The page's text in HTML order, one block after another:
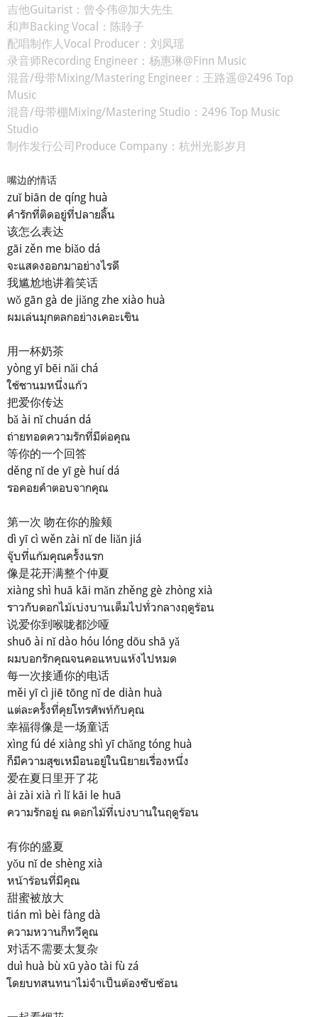
吉他Guitarist：曾令伟@加大先生
和声Backing Vocal：陈聆子
配唱制作人Vocal Producer：刘凤瑶
录音师Recording Engineer：杨惠琳@Finn Music
混音/母带Mixing/Mastering Engineer：王路遥@2496 Top
Music
混音/母带棚Mixing/Mastering Studio：2496 Top Music
Studio
制作发行公司Produce Company：杭州光影岁月
嘴边的情话
zuǐ biān de qíng huà
คำรักที่ติดอยู่ที่ปลายลิ้น
该怎么表达
gāi zěn me biǎo dá
จะแสดงออกมาอย่างไรดี
我尴尬地讲着笑话
wǒ gān gà de jiǎng zhe xiào huà
ผมเล่นมุกตลกอย่างเคอะเขิน
用一杯奶茶
yòng yī bēi nǎi chá
ใช้ชานมหนึ่งแก้ว
把爱你传达
bǎ ài nǐ chuán dá
ถ่ายทอดความรักที่มีต่อคุณ
等你的一个回答
děng nǐ de yī gè huí dá
รอคอยคำตอบจากคุณ
第一次 吻在你的脸颊
dì yī cì wěn zài nǐ de liǎn jiá
จุ๊บที่แก้มคุณครั้งแรก
像是花开满整个仲夏
xiàng shì huā kāi mǎn zhěng gè zhòng xià
ราวกับดอกไม้เบ่งบานเต็มไปทั่วกลางฤดูร้อน
说爱你到喉咙都沙哑
shuō ài nǐ dào hóu lóng dōu shā yǎ
ผมบอกรักคุณจนคอแหบแห้งไปหมด
每一次接通你的电话
měi yī cì jiē tōng nǐ de diàn huà
แต่ละครั้งที่คุยโทรศัพท์กับคุณ
幸福得像是一场童话
xìng fú dé xiàng shì yī chǎng tóng huà
ก็มีความสุขเหมือนอยู่ในนิยายเรื่องหนึ่ง
爱在夏日里开了花
ài zài xià rì lǐ kāi le huā
ความรักอยู่ ณ ดอกไม้ที่เบ่งบานในฤดูร้อน
有你的盛夏
yǒu nǐ de shèng xià
หน้าร้อนที่มีคุณ
甜蜜被放大
tián mì bèi fàng dà
ความหวานก็ทวีคูณ
对话不需要太复杂
duì huà bù xū yào tài fù zá
โดยบทสนทนาไม่จำเป็นต้องซับซ้อน